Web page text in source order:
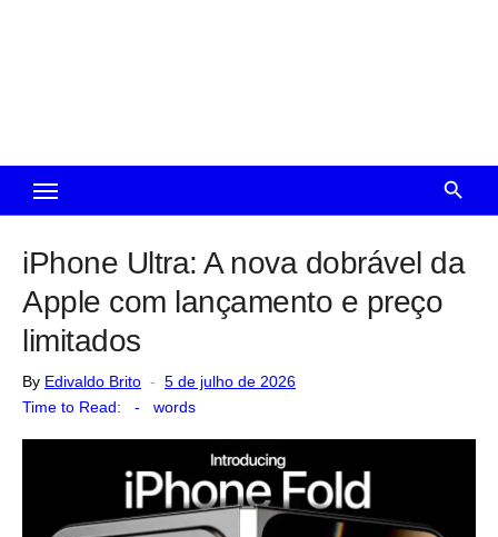
iPhone Ultra: A nova dobrável da
Apple com lançamento e preço
limitados
By Edivaldo Brito
Posted
5 de julho de 2026
Time to Read:
- words